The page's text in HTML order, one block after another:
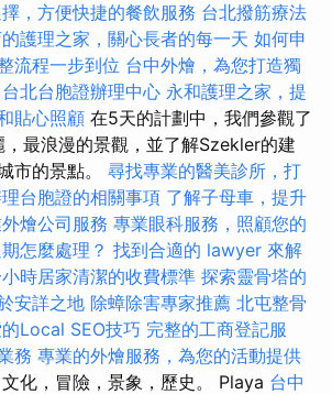
，方便快捷的餐飲服務 台北撥筋療法
護理之家，關心長者的每一天 如何申
流程一步到位 台中外燴，為您打造獨
台北台胞證辦理中心 永和護理之家，提
貼心照顧 在5天的計劃中，我們參觀了
最浪漫的景觀，並了解Szekler的建
市的景點。 尋找專業的醫美診所，打
台胞證的相關事項 了解子母車，提升
燴公司服務 專業眼科服務，照顧您的
怎麼處理？ 找到合適的 lawyer 來解
時居家清潔的收費標準 探索靈骨塔的
安詳之地 除蟑除害專家推薦 北屯整骨
Local SEO技巧 完整的工商登記服
務 專業的外燴服務，為您的活動提供
化，冒險，景象，歷史。 Playa 台中